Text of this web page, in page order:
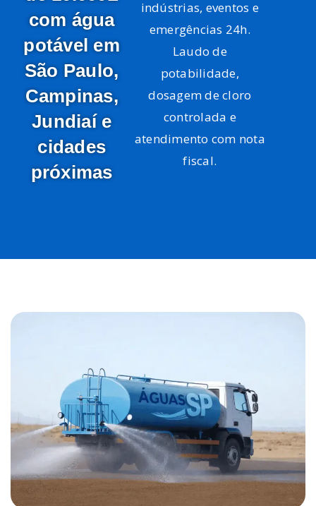
com água
potável em
São Paulo,
Campinas,
Jundiaí e
cidades
próximas
indústrias, eventos e
emergências 24h.
Laudo de
potabilidade,
dosagem de cloro
controlada e
atendimento com nota
fiscal.